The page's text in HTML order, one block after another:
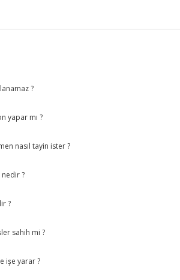
?
yapar mı ?
nasıl tayin ister ?
nedir ?
?
sahih mi ?
işe yarar ?